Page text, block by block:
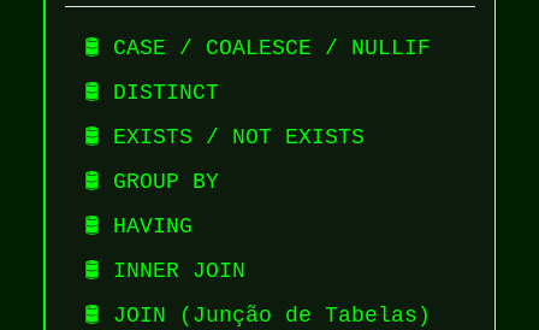
🛢️ CASE / COALESCE / NULLIF
🛢️ DISTINCT
🛢️ EXISTS / NOT EXISTS
🛢️ GROUP BY
🛢️ HAVING
🛢️ INNER JOIN
🛢️ JOIN (Junção de Tabelas)